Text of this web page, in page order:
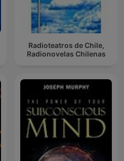
Radioteatros de Chile,
Radionovelas Chilenas